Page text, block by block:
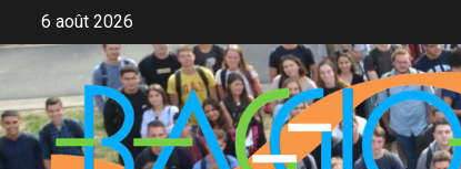
content
6 août 2026